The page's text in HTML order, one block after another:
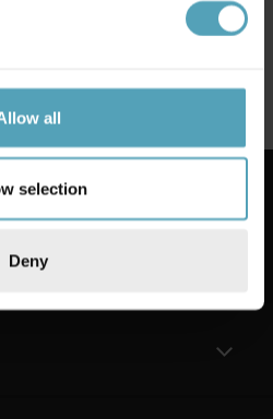
all
selection
Deny
10 000 LAMPOR
Från över 20 välkända